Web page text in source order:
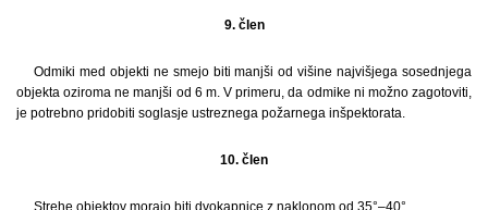
9. člen
Odmiki med objekti ne smejo biti manjši od višine najvišjega sosednjega
objekta oziroma ne manjši od 6 m. V primeru, da odmike ni možno zagotoviti,
je potrebno pridobiti soglasje ustreznega požarnega inšpektorata.
10. člen
Strehe objektov morajo biti dvokapnice z naklonom od 35°–40°.